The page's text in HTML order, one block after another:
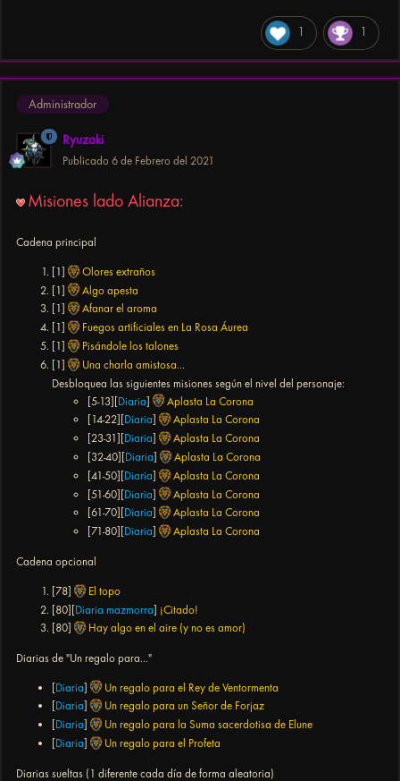
1 1
Administrador
Ryuzaki
Publicado 6 de Febrero del 2021
Misiones lado Alianza:
Cadena principal
[1]
Olores extraños
[1]
Algo apesta
[1]
Afanar el aroma
[1]
Fuegos artificiales en La Rosa Áurea
[1]
Pisándole los talones
[1]
Una charla amistosa...
Desbloquea las siguientes misiones según el nivel del personaje:
[5-13][Diaria]
Aplasta La Corona
[14-22][Diaria]
Aplasta La Corona
[23-31][Diaria]
Aplasta La Corona
[32-40][Diaria]
Aplasta La Corona
[41-50][Diaria]
Aplasta La Corona
[51-60][Diaria]
Aplasta La Corona
[61-70][Diaria]
Aplasta La Corona
[71-80][Diaria] Aplasta La Corona
Cadena opcional
[78]
El topo
[80][Diaria mazmorra] ¡Citado!
[80]
Hay algo en el aire (y no es amor)
Diarias de "Un regalo para..."
[Diaria]
Un regalo para el Rey de Ventormenta
[Diaria]
Un regalo para un Señor de Forjaz
[Diaria]
Un regalo para la Suma sacerdotisa de Elune
[Diaria] Un regalo para el Profeta
Diarias sueltas (1 diferente cada día de forma aleatoria)